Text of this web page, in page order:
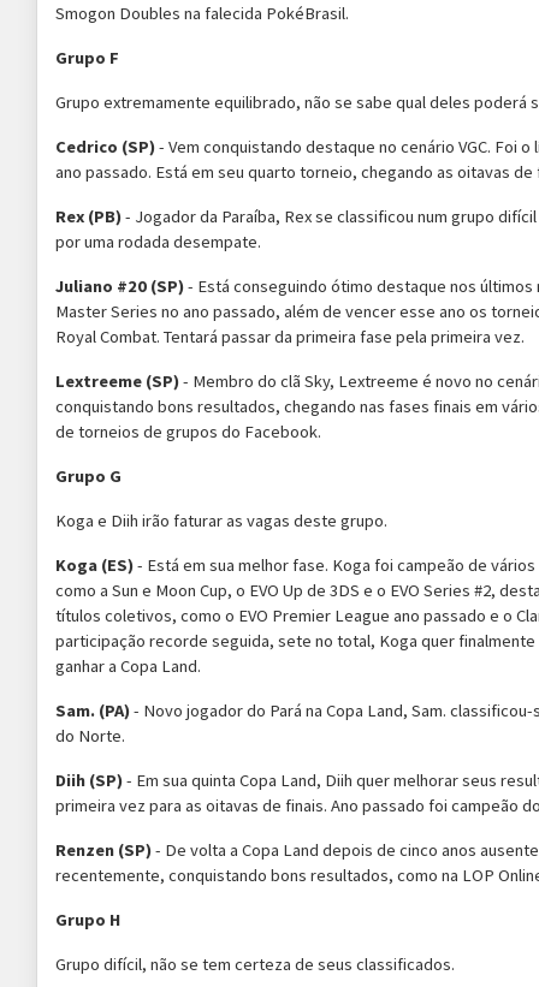
Smogon Doubles na falecida PokéBrasil.
Grupo F
Grupo extremamente equilibrado, não se sabe qual deles poderá
Cedrico (SP)- Vem conquistando destaque no cenário VGC. Foi o
ano passado. Está em seu quarto torneio, chegando as oitavas de
Rex (PB)- Jogador da Paraíba, Rex se classificou num grupo
por uma rodada desempate.
Juliano #20 (SP)- Está conseguindo ótimo destaque nos últimos
Master Series no ano passado, além de vencer esse ano os
Royal Combat. Tentará passar da primeira fase pela primeira vez.
Lextreeme (SP)- Membro do clã Sky, Lextreeme é novo no
conquistando bons resultados, chegando nas fases finais em
de torneios de grupos do Facebook.
Grupo G
Koga e Diih irão faturar as vagas deste grupo.
Koga (ES)- Está em sua melhor fase. Koga foi campeão de
como a Sun e Moon Cup, o EVO Up de 3DS e o EVO Series #2,
títulos coletivos, como o EVO Premier League ano passado e o
participação recorde seguida, sete no total, Koga quer
ganhar a Copa Land.
Sam. (PA)- Novo jogador do Pará na Copa Land, Sam.
do Norte.
Diih (SP)- Em sua quinta Copa Land, Diih quer melhorar seus
primeira vez para as oitavas de finais. Ano passado foi campeão
Renzen (SP)- De volta a Copa Land depois de cinco anos
recentemente, conquistando bons resultados, como na LOP
Grupo H
Grupo difícil, não se tem certeza de seus classificados.